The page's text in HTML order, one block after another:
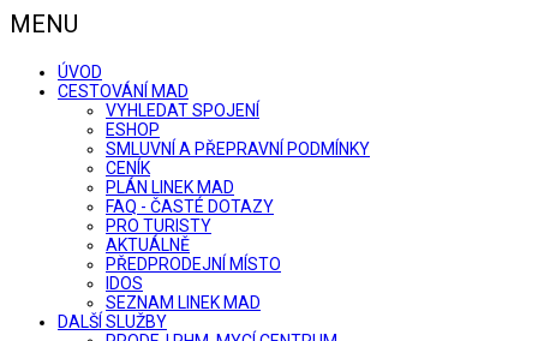
MENU
ÚVOD
CESTOVÁNÍ MAD
VYHLEDAT SPOJENÍ
ESHOP
SMLUVNÍ A PŘEPRAVNÍ PODMÍNKY
CENÍK
PLÁN LINEK MAD
FAQ - ČASTÉ DOTAZY
PRO TURISTY
AKTUÁLNĚ
PŘEDPRODEJNÍ MÍSTO
IDOS
SEZNAM LINEK MAD
DALŠÍ SLUŽBY